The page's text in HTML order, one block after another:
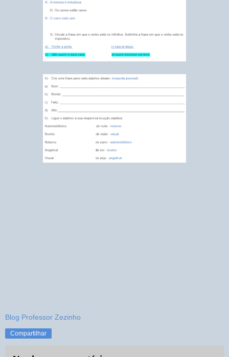
Blog Professor Zezinho
Compartilhar